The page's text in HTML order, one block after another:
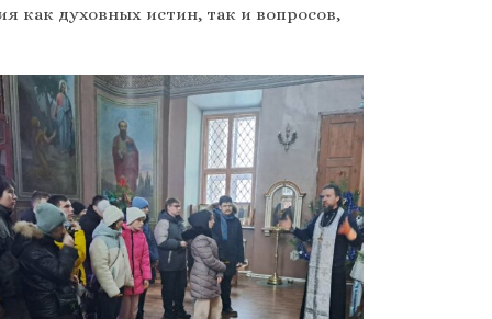
как духовных истин, так и вопросов,